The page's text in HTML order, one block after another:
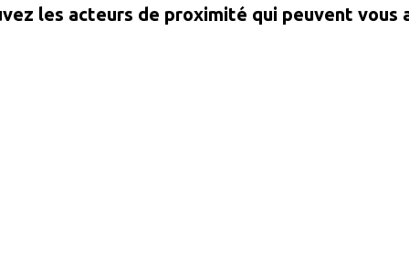
les acteurs de proximité qui peuvent vous